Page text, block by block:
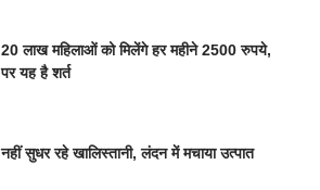
20 लाख महिलाओं को मिलेंगे हर महीने 2500 रुपये,
पर यह है शर्त
नहीं सुधर रहे खालिस्तानी, लंदन में मचाया उत्पात